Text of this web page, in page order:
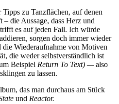
zu Tanzflächen, auf denen
die Aussage, dass Herz und
es auf jeden Fall. Ich würde
sorgen doch immer wieder
Wiederaufnahme von Motiven
die weder selbstverständlich ist
Beispiel Return To Text) —also
zu lassen.
das man durchaus am Stück
und Reactor.